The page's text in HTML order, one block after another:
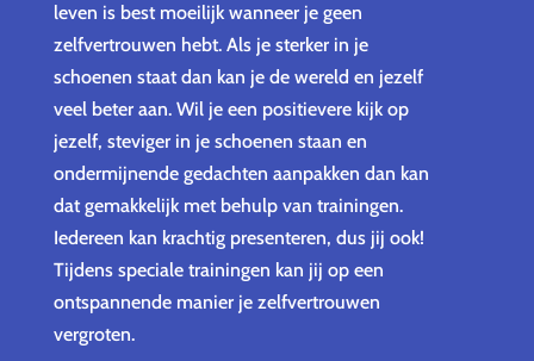
leven is best moeilijk wanneer je geen
zelfvertrouwen hebt. Als je sterker in je
schoenen staat dan kan je de wereld en jezelf
veel beter aan. Wil je een positievere kijk op
jezelf, steviger in je schoenen staan en
ondermijnende gedachten aanpakken dan kan
dat gemakkelijk met behulp van trainingen.
Iedereen kan krachtig presenteren, dus jij ook!
Tijdens speciale trainingen kan jij op een
ontspannende manier je zelfvertrouwen
vergroten.